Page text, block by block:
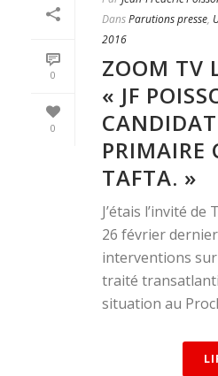
0
0
DansParutions presse,
2016
ZOOM TV
« JF
PRIMAIRE
TAFTA. »
J’étais l’invité
26 février
interventions
traité
situation au